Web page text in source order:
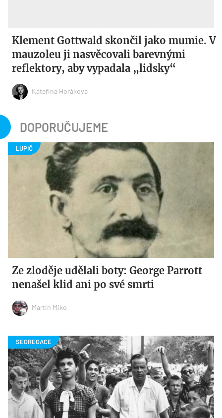
Klement Gottwald skončil jako mumie. V
mauzoleu ji nasvěcovali barevnými
reflektory, aby vypadala „lidsky“
Kateřina Horáková
DOPORUČUJEME
Ze zloděje udělali boty: George Parrott
nenašel klid ani po své smrti
Martin Miko